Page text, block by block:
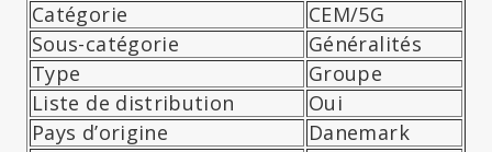
Catégorie
CEM/5G
Sous-catégorie
Généralités
Type
Groupe
Liste de distribution
Oui
Pays d’origine
Danemark